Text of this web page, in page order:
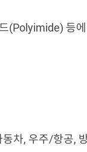
(Polyimide) 등
차, 우주/항공,